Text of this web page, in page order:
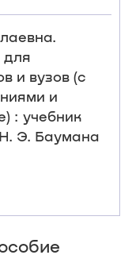
для
и вузов (с
и
: учебник
Э. Баумана